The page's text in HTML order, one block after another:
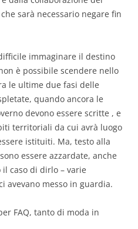
sarà necessario negare fin
immaginare il destino
è possibile scendere nello
le ultime due fasi delle
quando ancora le
devono essere scritte , e
territoriali da cui avrà luogo
istituiti. Ma, testo alla
essere azzardate, anche
caso di dirlo – varie
avevano messo in guardia.
FAQ, tanto di moda in